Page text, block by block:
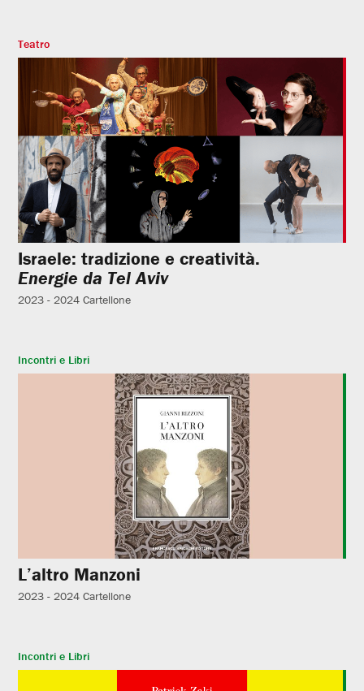
Teatro
Israele: tradizione e creatività.
Energie da Tel Aviv
2023 - 2024 Cartellone
Incontri e Libri
L’altro Manzoni
2023 - 2024 Cartellone
Incontri e Libri